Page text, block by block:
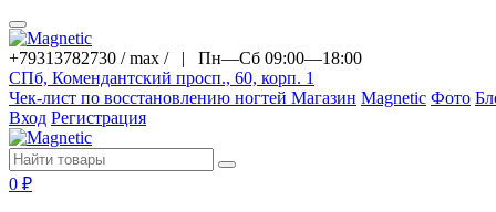
+79313782730 / max / | Пн—Сб 09:00—18:00
СПб, Комендантский просп., 60, корп. 1
Чек-лист по восстановлению ногтей Магазин Magnetic Фото
Вход Регистрация
0 ₽